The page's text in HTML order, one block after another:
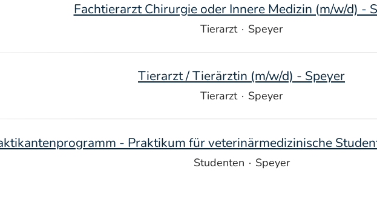
Fachtierarzt Chirurgie oder Innere Medizin (m/w/d) -
Tierarzt · Speyer
Tierarzt / Tierärztin (m/w/d) - Speyer
Tierarzt · Speyer
- Praktikum für veterinärmedizinische
Studenten · Speyer